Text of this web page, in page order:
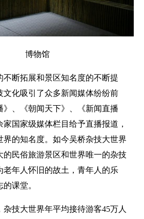
博物馆
不断拓展和景区知名度的不断提
文化吸引了众多新闻媒体纷纷前
》、《朝闻天下》、《新闻直播
国家级媒体栏目给予直播报道，
界的知名度。如今吴桥杂技大世界
的民俗旅游景区和世界唯一的杂技
老年人怀旧的故土，青年人的乐
课堂。
杂技大世界年平均接待游客45万人